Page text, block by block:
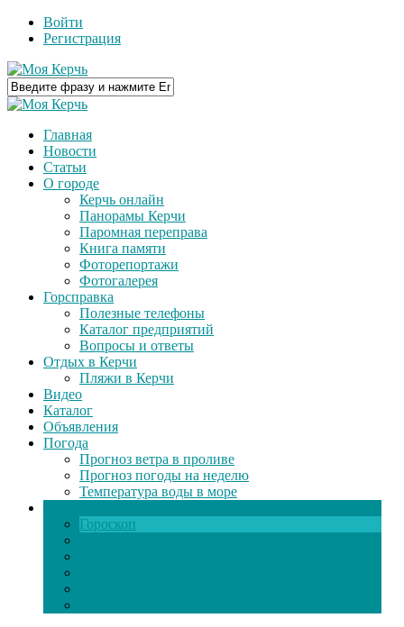
Войти
Регистрация
Главная
Новости
Статьи
О городе
Керчь онлайн
Панорамы Керчи
Паромная переправа
Книга памяти
Фоторепортажи
Фотогалерея
Горсправка
Полезные телефоны
Каталог предприятий
Вопросы и ответы
Отдых в Керчи
Пляжи в Керчи
Видео
Каталог
Объявления
Погода
Прогноз ветра в проливе
Прогноз погоды на неделю
Температура воды в море
Гороскоп